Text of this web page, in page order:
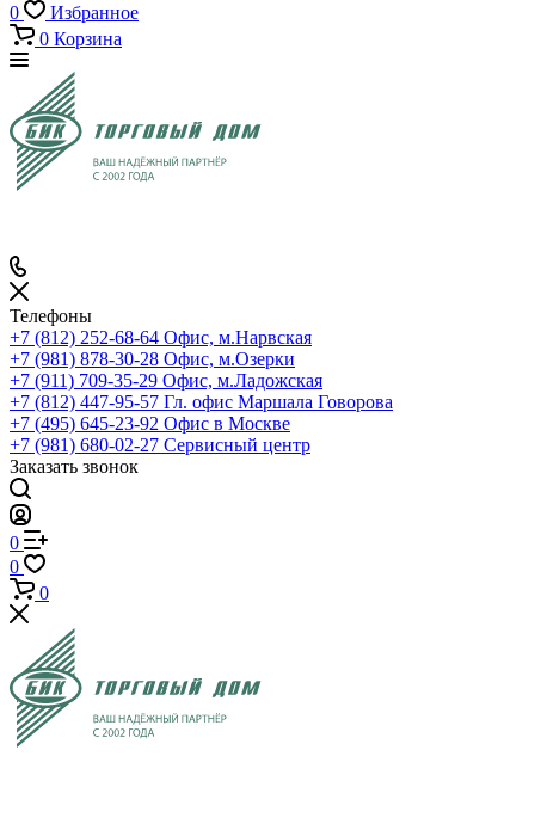
0
Избранное
0 Корзина
Телефоны
+7 (812) 252-68-64 Офис, м.Нарвская
+7 (981) 878-30-28 Офис, м.Озерки
+7 (911) 709-35-29 Офис, м.Ладожская
+7 (812) 447-95-57 Гл. офис Маршала Говорова
+7 (495) 645-23-92 Офис в Москве
+7 (981) 680-02-27 Сервисный центр
Заказать звонок
0
0
0